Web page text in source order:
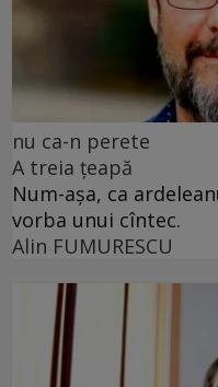
nu ca-n perete
A treia țeapă
Num-așa, ca
vorba unui cîntec.
Alin FUMURESCU